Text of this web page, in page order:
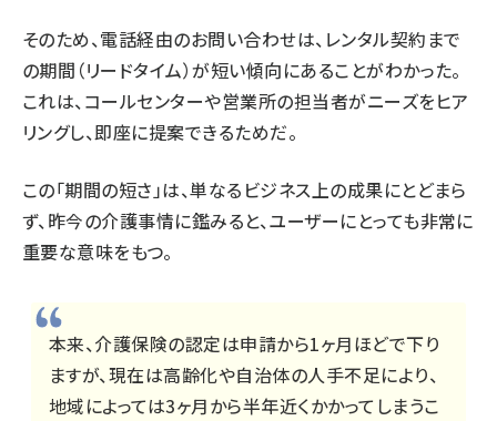
そのため、電話経由のお問い合わせは、レンタル契約まで
の期間（リードタイム）が短い傾向にあることがわかった。
これは、コールセンターや営業所の担当者がニーズをヒア
リングし、即座に提案できるためだ。
この「期間の短さ」は、単なるビジネス上の成果にとどまら
ず、昨今の介護事情に鑑みると、ユーザーにとっても非常に
重要な意味をもつ。
本来、介護保険の認定は申請から1ヶ月ほどで下り
ますが、現在は高齢化や自治体の人手不足により、
地域によっては3ヶ月から半年近くかかってしまうこ